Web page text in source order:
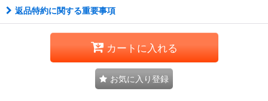
返品特約に関する重要事項
カートに入れる
お気に入り登録